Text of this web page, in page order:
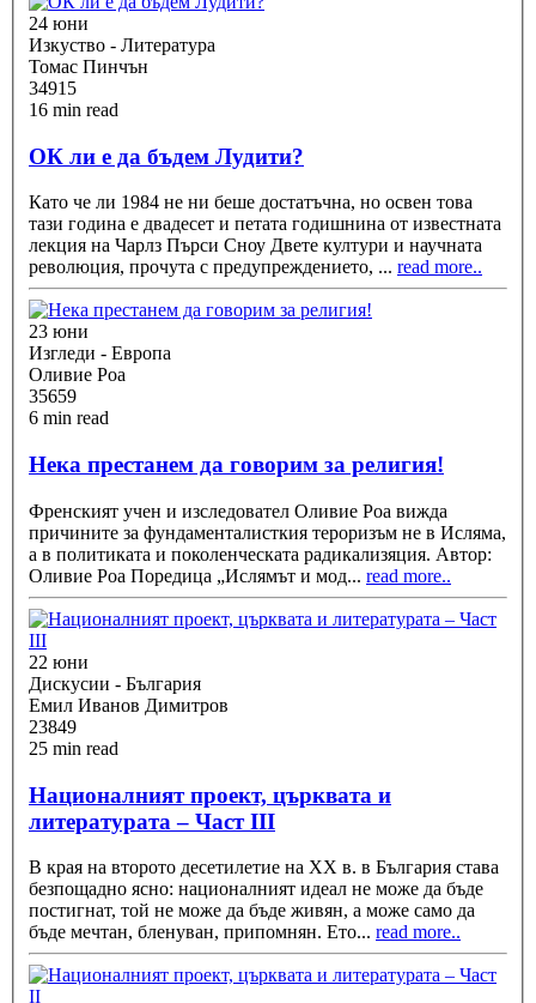
24 юни
Изкуство - Литература
Томас Пинчън
34915
16 min read
ОК ли е да бъдем Лудити?
Като че ли 1984 не ни беше достатъчна, но освен това
тази година е двадесет и петата годишнина от известната
лекция на Чарлз Пърси Сноу Двете култури и научната
революция, прочута с предупреждението, ... read more..
23 юни
Изгледи - Европа
Оливие Роа
35659
6 min read
Нека престанем да говорим за религия!
Френският учен и изследовател Оливие Роа вижда
причините за фундаменталисткия тероризъм не в Исляма,
а в политиката и поколенческата радикализяция. Автор:
Оливие Роа Поредица „Ислямът и мод... read more..
22 юни
Дискусии - България
Емил Иванов Димитров
23849
25 min read
Националният проект, църквата и
литературата – Част III
В края на второто десетилетие на ХХ в. в България става
безпощадно ясно: националният идеал не може да бъде
постигнат, той не може да бъде живян, а може само да
бъде мечтан, бленуван, припомнян. Ето... read more..